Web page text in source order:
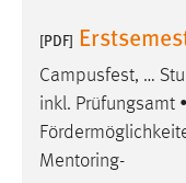
[PDF]
Campusfest, …
inkl. Prüfungsamt
Mentoring-